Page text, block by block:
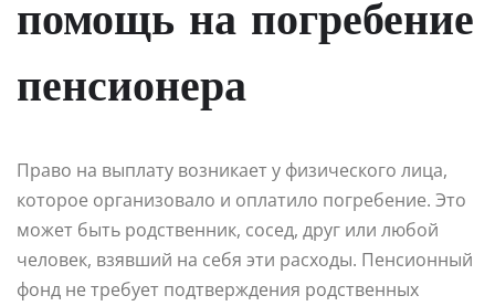
помощь на погребение
пенсионера
Право на выплату возникает у физического лица,
которое организовало и оплатило погребение. Это
может быть родственник, сосед, друг или любой
человек, взявший на себя эти расходы. Пенсионный
фонд не требует подтверждения родственных